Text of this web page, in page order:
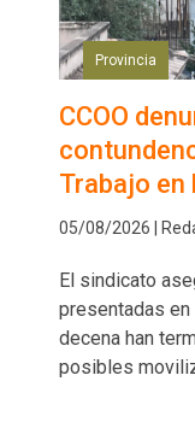
Provincia
CCOO
Trabajo
05/08/2026 |
El sindicato
presentadas
decena han
posibles